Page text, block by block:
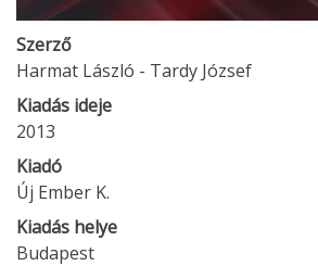
Szerző
Harmat László - Tardy József
Kiadás ideje
2013
Kiadó
Új Ember K.
Kiadás helye
Budapest